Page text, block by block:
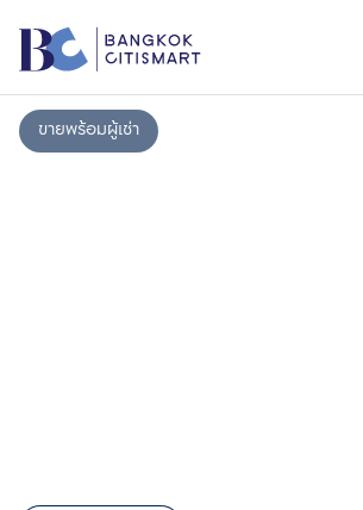
ขายพร้อมผู้เช่า